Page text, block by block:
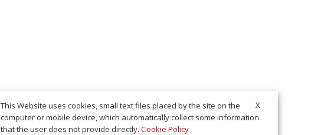
X
This Website uses cookies, small text files placed by the site on the
computer or mobile device, which automatically collect some information
that the user does not provide directly. Cookie Policy